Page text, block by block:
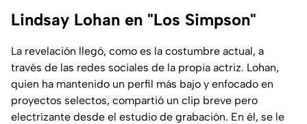
Lindsay Lohan en "Los Simpson"
La revelación llegó, como es la costumbre actual, a
través de las redes sociales de la propia actriz. Lohan,
quien ha mantenido un perfil más bajo y enfocado en
proyectos selectos, compartió un clip breve pero
electrizante desde el estudio de grabación. En él, se le